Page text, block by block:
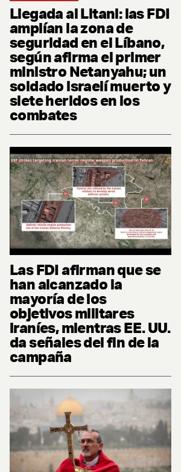
Llegada al Litani: las FDI
amplían la zona de
seguridad en el Líbano,
según afirma el primer
ministro Netanyahu; un
soldado israelí muerto y
siete heridos en los
combates
Las FDI afirman que se
han alcanzado la
mayoría de los
objetivos militares
iraníes, mientras EE. UU.
da señales del fin de la
campaña